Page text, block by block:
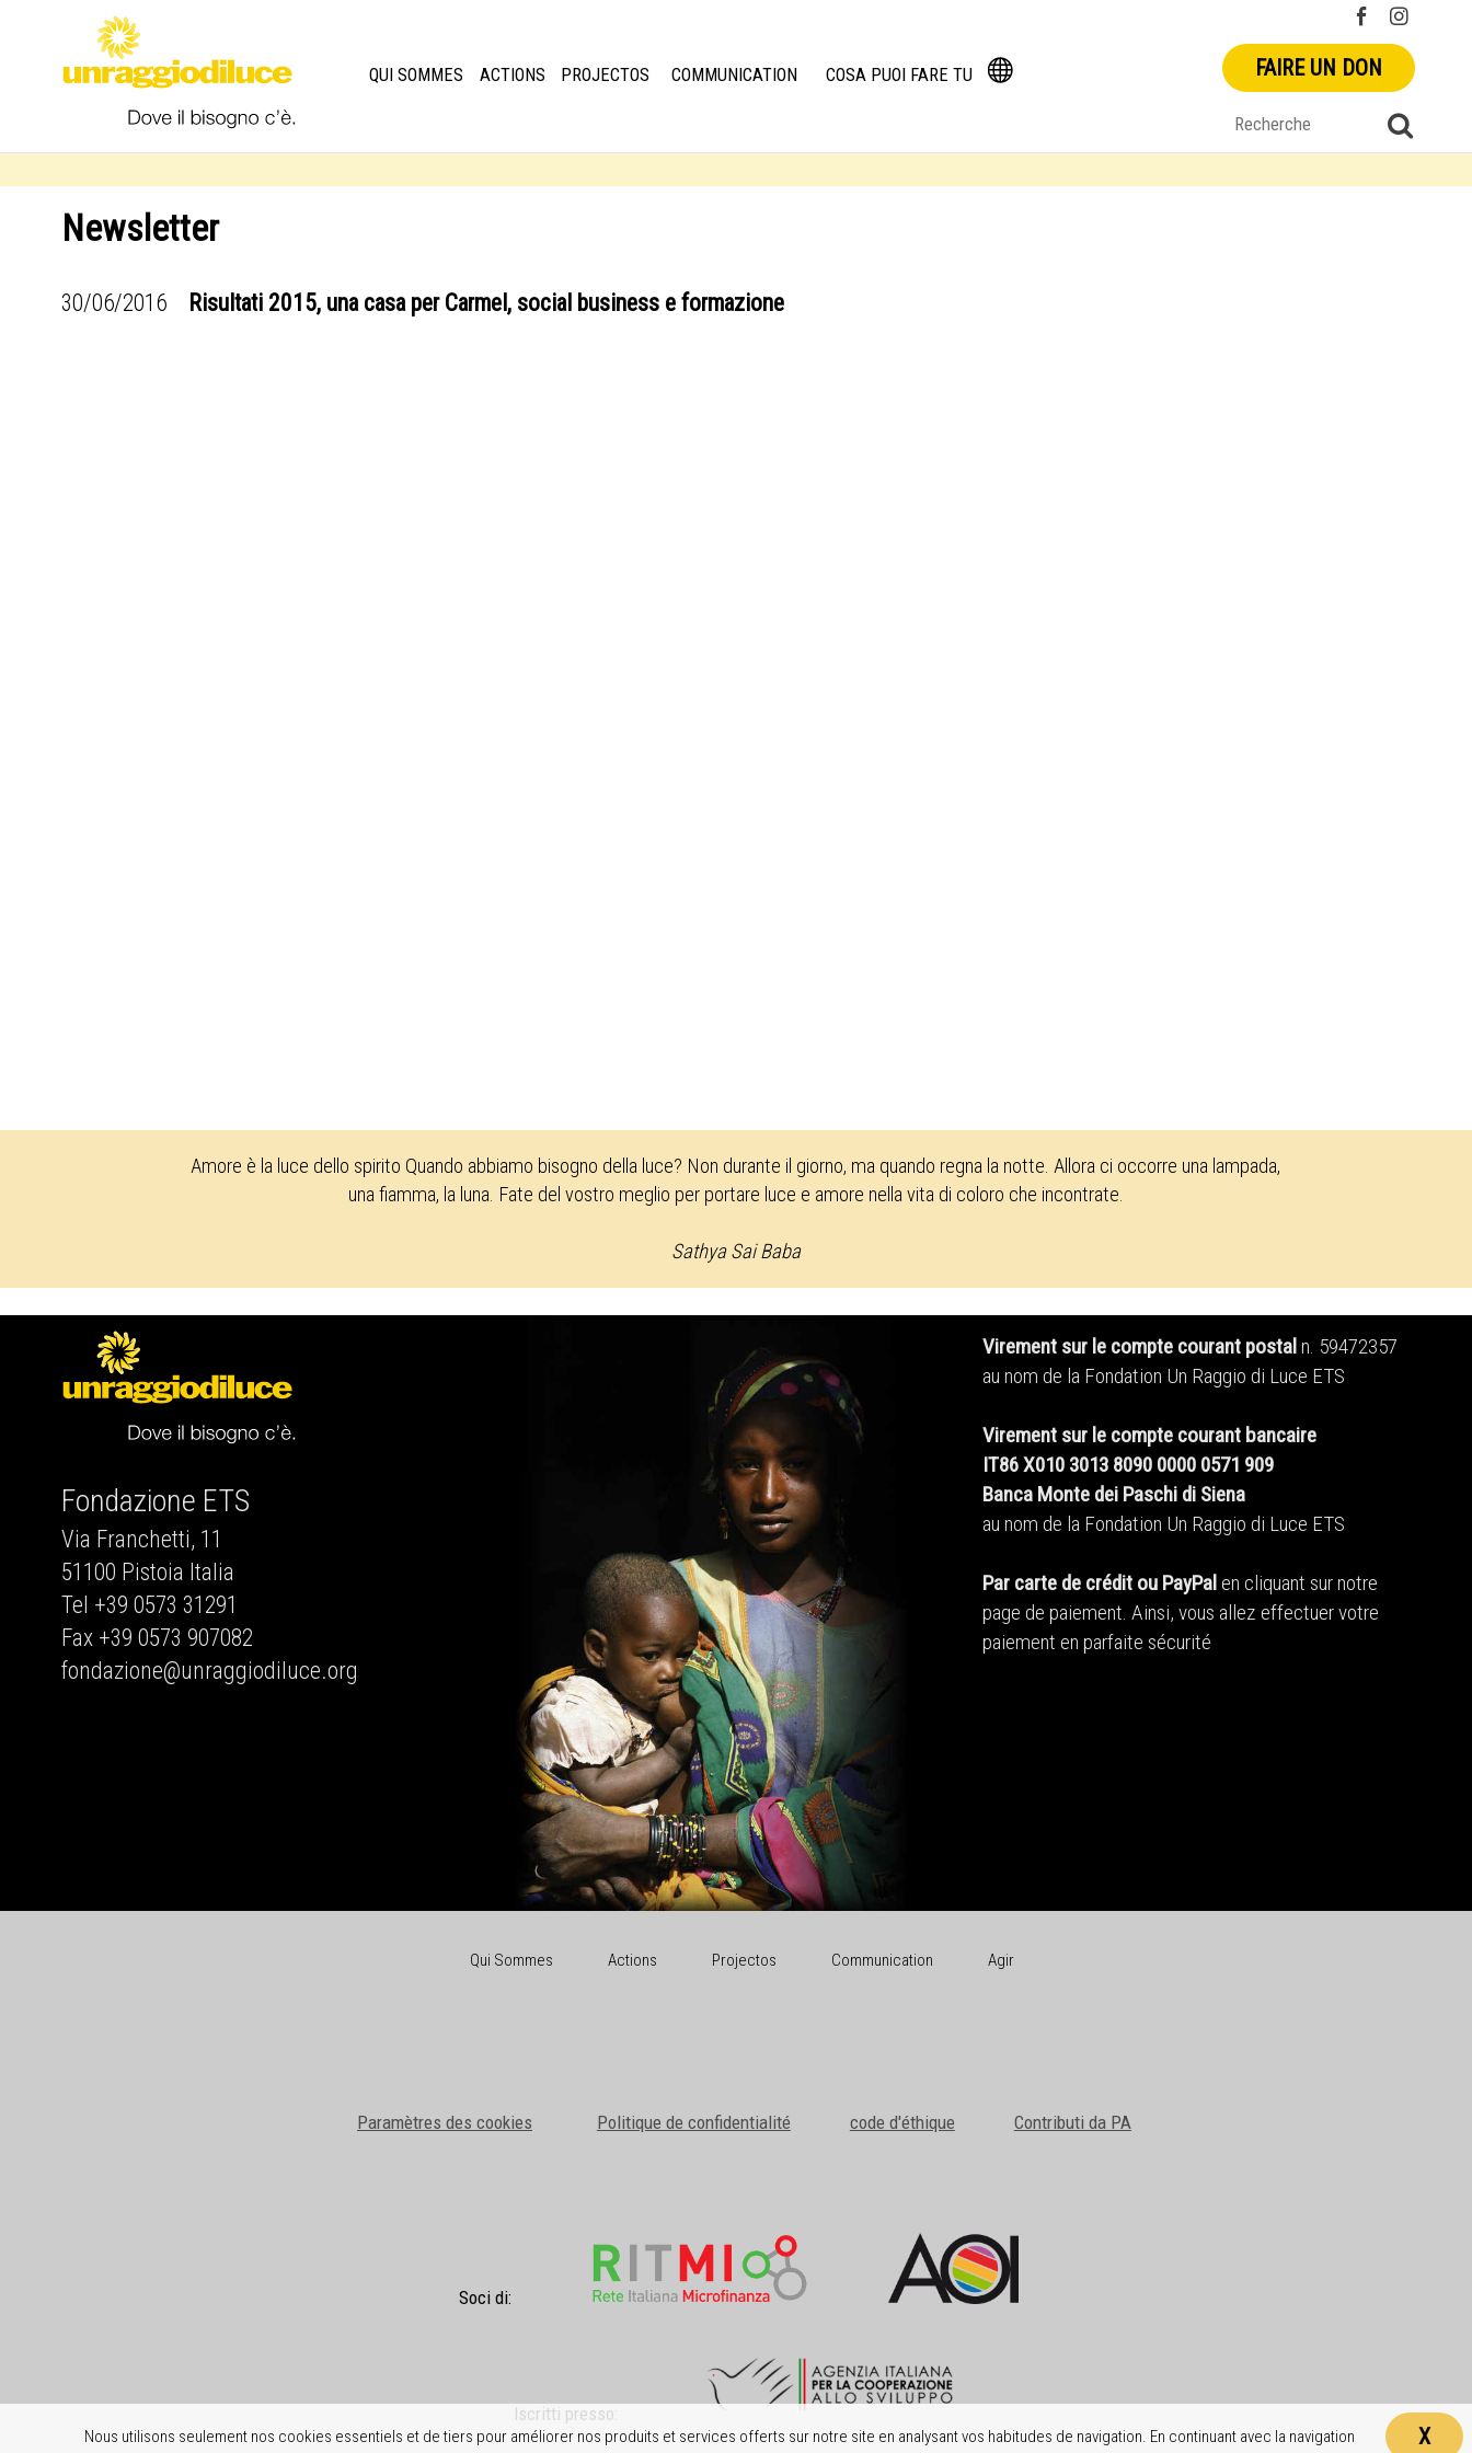
FAIRE UN DON
QUI SOMMES ACTIONS PROJECTOS COMMUNICATION COSA PUOI FARE TU
Newsletter
30/06/2016 Risultati 2015, una casa per Carmel, social business e formazione
Amore è la luce dello spirito Quando abbiamo bisogno della luce? Non durante il giorno, ma quando regna la notte. Allora ci occorre una lampada,
una fiamma, la luna. Fate del vostro meglio per portare luce e amore nella vita di coloro che incontrate.
Sathya Sai Baba
Fondazione ETS
Via Franchetti, 11
51100 Pistoia Italia
Tel +39 0573 31291
Fax +39 0573 907082
fondazione@unraggiodiluce.org
Virement sur le compte courant postal n. 59472357
au nom de la Fondation Un Raggio di Luce ETS
Virement sur le compte courant bancaire
IT86 X010 3013 8090 0000 0571 909
Banca Monte dei Paschi di Siena
au nom de la Fondation Un Raggio di Luce ETS
Par carte de crédit ou PayPal en cliquant sur notre
page de paiement. Ainsi, vous allez effectuer votre
paiement en parfaite sécurité
Qui Sommes Actions Projectos Communication Agir
Paramètres des cookies Politique de confidentialité code d'éthique Contributi da PA
Soci di:
Iscritti presso:
X
Nous utilisons seulement nos cookies essentiels et de tiers pour améliorer nos produits et services offerts sur notre site en analysant vos habitudes de navigation. En continuant avec la navigation